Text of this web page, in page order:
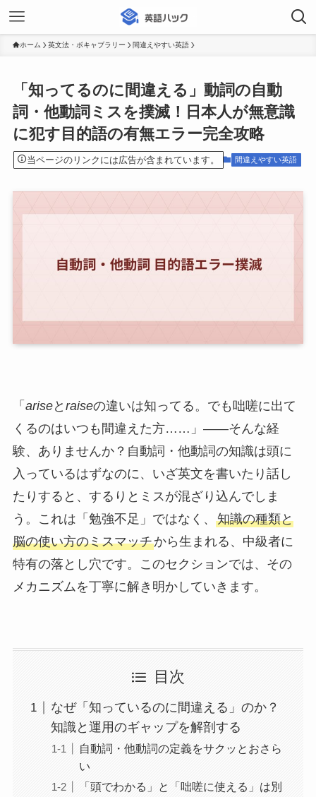
ホーム 英文法・ボキャブラリー 間違えやすい英語
「知ってるのに間違える」動詞の自動
詞・他動詞ミスを撲滅！日本人が無意識
に犯す目的語の有無エラー完全攻略
当ページのリンクには広告が含まれています。 間違えやすい英語
「 ariseと raiseの違いは知ってる。でも咄嗟に出て
くるのはいつも間違えた方……」——そんな経
験、ありませんか？自動詞・他動詞の知識は頭に
入っているはずなのに、いざ英文を書いたり話し
たりすると、するりとミスが混ざり込んでしま
う。これは「勉強不足」ではなく、 知識の種類と
脳の使い方のミスマッチから生まれる、中級者に
特有の落とし穴です。このセクションでは、その
メカニズムを丁寧に解き明かしていきます。
目次
なぜ「知っているのに間違える」のか？
知識と運用のギャップを解剖する
自動詞・他動詞の定義をサクッとおさら
い
「頭でわかる」と「咄嗟に使える」は別